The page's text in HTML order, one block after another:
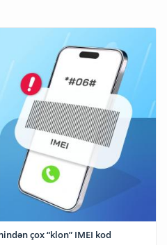
çox “klon” IMEI kod